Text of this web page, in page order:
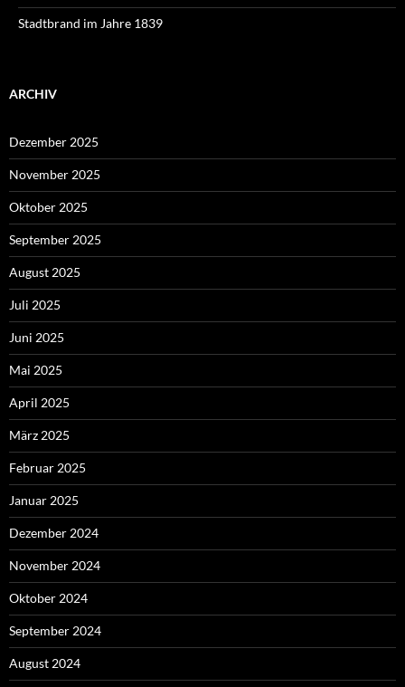
Stadtbrand im Jahre 1839
ARCHIV
Dezember 2025
November 2025
Oktober 2025
September 2025
August 2025
Juli 2025
Juni 2025
Mai 2025
April 2025
März 2025
Februar 2025
Januar 2025
Dezember 2024
November 2024
Oktober 2024
September 2024
August 2024